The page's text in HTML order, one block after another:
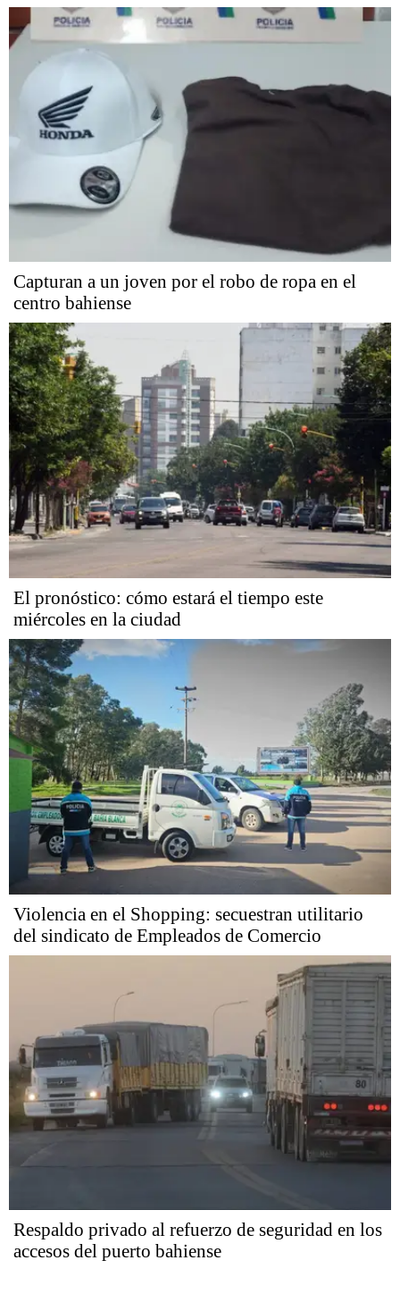
Capturan a un joven por el robo de ropa en el
centro bahiense
El pronóstico: cómo estará el tiempo este
miércoles en la ciudad
Violencia en el Shopping: secuestran utilitario
del sindicato de Empleados de Comercio
Respaldo privado al refuerzo de seguridad en los
accesos del puerto bahiense